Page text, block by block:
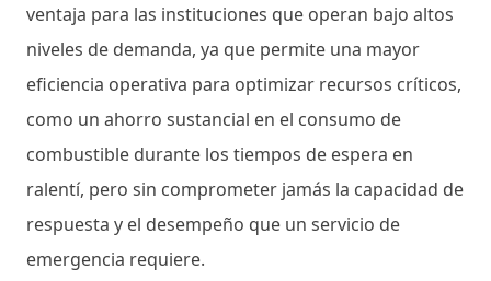
ventaja para las instituciones que operan bajo altos
niveles de demanda, ya que permite una mayor
eficiencia operativa para optimizar recursos críticos,
como un ahorro sustancial en el consumo de
combustible durante los tiempos de espera en
ralentí, pero sin comprometer jamás la capacidad de
respuesta y el desempeño que un servicio de
emergencia requiere.